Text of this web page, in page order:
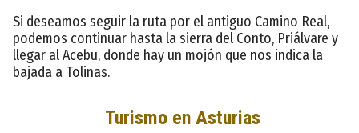
Si deseamos seguir la ruta por el antiguo Camino Real,
podemos continuar hasta la sierra del Conto, Priálvare y
llegar al Acebu, donde hay un mojón que nos indica la
bajada a Tolinas.